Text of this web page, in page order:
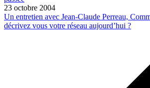
23 octobre 2004
Un entretien avec Jean-Claude Perreau,
décrivez vous votre réseau aujourd’hui ?